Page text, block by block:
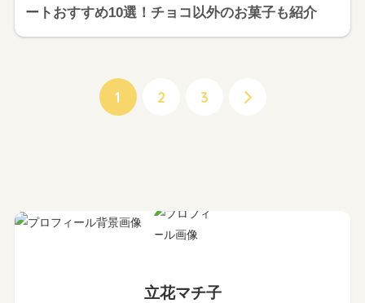
ートおすすめ10選！チョコ以外のお菓子も紹介
1 2 3
立花マチ子